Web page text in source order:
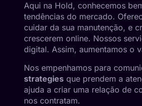
Aqui na Hold, conhecemos
tendências do mercado.
cuidar da sua manutenção, e
crescerem online. Nossos
digital. Assim, aumentamos o
Nos empenhamos para
strategies que prendem a
ajuda a criar uma relação de
nos contratam.